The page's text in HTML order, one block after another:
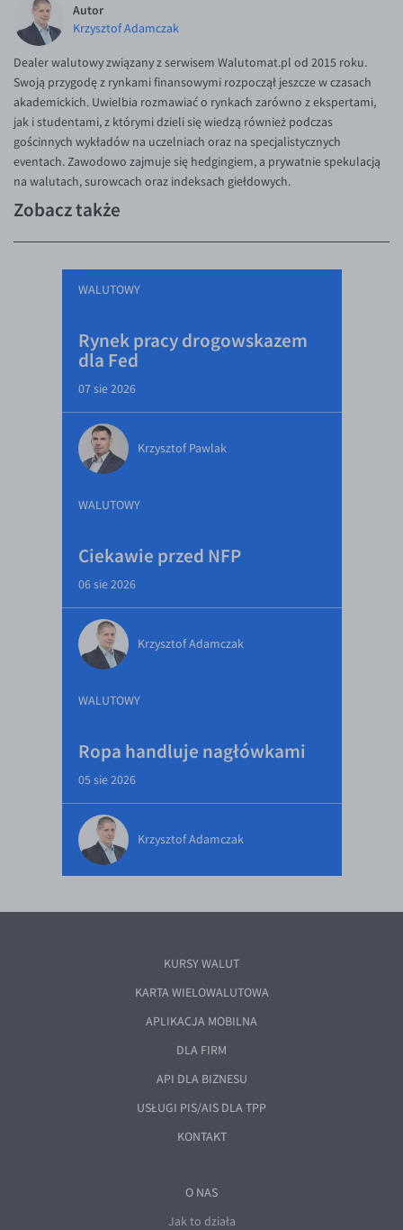
USD/CHF
GBP/CHF
Autor
Krzysztof Adamczak
Dealer walutowy związany z serwisem Walutomat.pl od 2015 roku.
Swoją przygodę z rynkami finansowymi rozpoczął jeszcze w czasach
akademickich. Uwielbia rozmawiać o rynkach zarówno z ekspertami,
jak i studentami, z którymi dzieli się wiedzą również podczas
gościnnych wykładów na uczelniach oraz na specjalistycznych
eventach. Zawodowo zajmuje się hedgingiem, a prywatnie spekulacją
na walutach, surowcach oraz indeksach giełdowych.
Zobacz także
WALUTOWY
Rynek pracy drogowskazem
dla Fed
07 sie 2026
Krzysztof Pawlak
WALUTOWY
Ciekawie przed NFP
06 sie 2026
Krzysztof Adamczak
WALUTOWY
Ropa handluje nagłówkami
05 sie 2026
Krzysztof Adamczak
KURSY WALUT
KARTA WIELOWALUTOWA
APLIKACJA MOBILNA
DLA FIRM
API DLA BIZNESU
USŁUGI PIS/AIS DLA TPP
KONTAKT
O NAS
Jak to działa